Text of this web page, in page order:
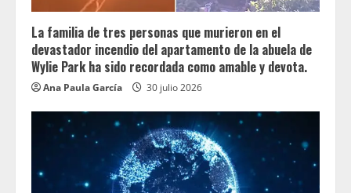
La familia de tres personas que murieron en el
devastador incendio del apartamento de la abuela de
Wylie Park ha sido recordada como amable y devota.
Ana Paula García 30 julio 2026